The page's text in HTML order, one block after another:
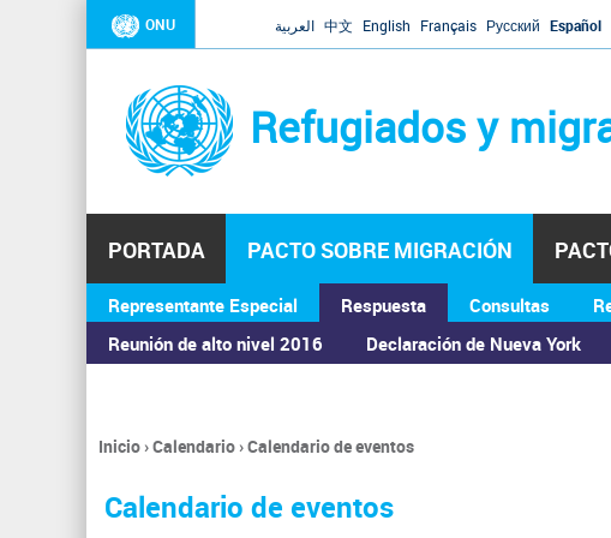
ONU العربية 中文 English Français Русский Español
Refugiados y
PORTADA PACTO SOBRE MIGRACIÓN
Representante Especial
Respuesta
Reunión de alto nivel 2016
Declaración de Nueva York
Consultas
ASAMBLEA GENERAL
Se
encuentra
usted
Inicio›Calendario›Calendario de eventos
Calendario de eventos